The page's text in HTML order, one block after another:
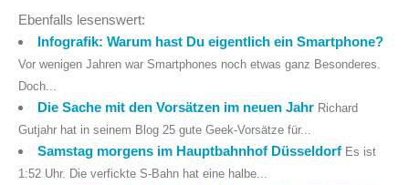
Ebenfalls lesenswert:
Infografik: Warum hast Du eigentlich ein Smartphone?
Vor wenigen Jahren war Smartphones noch etwas ganz Besonderes.
Doch...
Die Sache mit den Vorsätzen im neuen Jahr Richard
Gutjahr hat in seinem Blog 25 gute Geek-Vorsätze für...
Samstag morgens im Hauptbahnhof Düsseldorf Es ist
1:52 Uhr. Die verfickte S-Bahn hat eine halbe...